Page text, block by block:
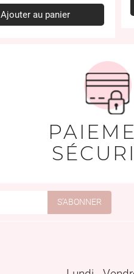
Ajouter au panier